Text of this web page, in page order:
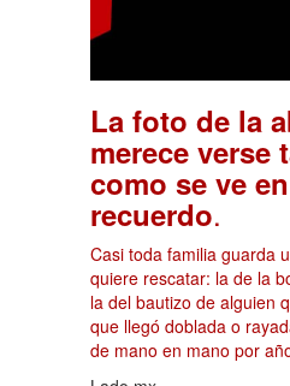
La foto de la
merece verse
como se ve
recuerdo.
Casi toda familia guarda
quiere rescatar: la de la
la del bautizo de alguien
que llegó doblada o
de mano en mano por